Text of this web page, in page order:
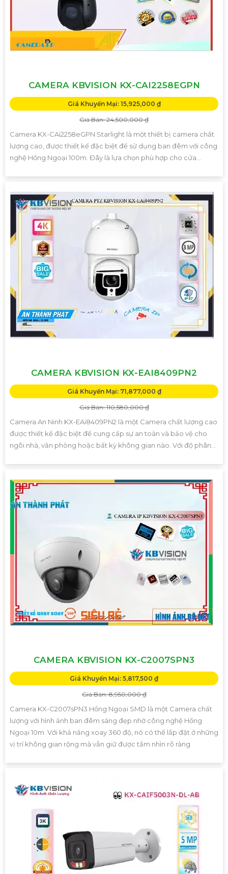
CAMERA KBVISION KX-CAI2258EGPN
Giá Khuyến Mại: 15,925,000 ₫
Giá Bán: 24,500,000 ₫
Camera KX-CAi2258eGPN Starlight là một thiết bị camera chất
lượng cao, được thiết kế đặc biệt để sử dụng ban đêm với công
nghệ Hồng Ngoại 100m. Đây là lựa chọn phù hợp cho cửa...
CAMERA KBVISION KX-EAI8409PN2
Giá Khuyến Mại: 71,877,000 ₫
Giá Bán: 110,580,000 ₫
Camera An Ninh KX-EAi8409PN2 là một Camera chất lượng cao
được thiết kế đặc biệt để cung cấp sự an toàn và bảo vệ cho
ngôi nhà, văn phòng hoặc bất kỳ không gian nào. Với độ phân...
CAMERA KBVISION KX-C2007SPN3
Giá Khuyến Mại: 5,817,500 ₫
Giá Bán: 8,950,000 ₫
Camera KX-C2007sPN3 Hồng Ngoại SMD là một Camera chất
lượng với hình ảnh ban đêm sáng đẹp nhờ công nghệ Hồng
Ngoại 10m. Với khả năng xoay 360 độ, nó có thể lắp đặt ở những
vị trí không gian rộng mà vẫn giữ được tầm nhìn rõ ràng